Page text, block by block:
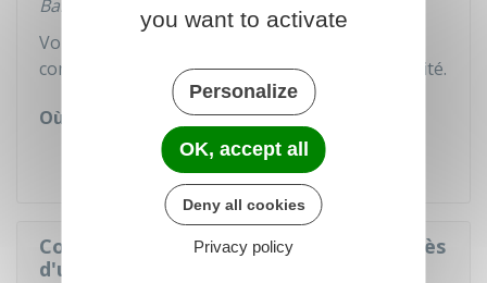
Barreau de Paris
Vous pouvez également prendre directement
contact avec l'association Barreau Paris Solidarité.
Où s'adresser ?
Barreau de Paris Solidarité
Consultation gratuite d'un avocat auprès
d'un syndicat
you want to activate
Personalize
OK, accept all
Deny all cookies
Privacy policy